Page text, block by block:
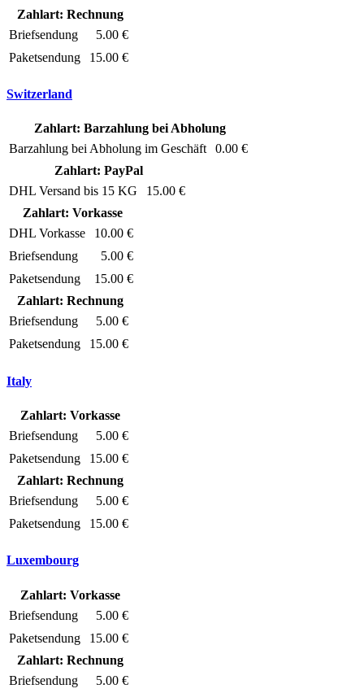
Zahlart: Rechnung
Briefsendung
5.00 €
Paketsendung
15.00 €
Switzerland
Zahlart: Barzahlung bei Abholung
Barzahlung bei Abholung im Geschäft
0.00 €
Zahlart: PayPal
DHL Versand bis 15 KG
15.00 €
Zahlart: Vorkasse
DHL Vorkasse
10.00 €
Briefsendung
5.00 €
Paketsendung
15.00 €
Zahlart: Rechnung
Briefsendung
5.00 €
Paketsendung
15.00 €
Italy
Zahlart: Vorkasse
Briefsendung
5.00 €
Paketsendung
15.00 €
Zahlart: Rechnung
Briefsendung
5.00 €
Paketsendung
15.00 €
Luxembourg
Zahlart: Vorkasse
Briefsendung
5.00 €
Paketsendung
15.00 €
Zahlart: Rechnung
Briefsendung
5.00 €